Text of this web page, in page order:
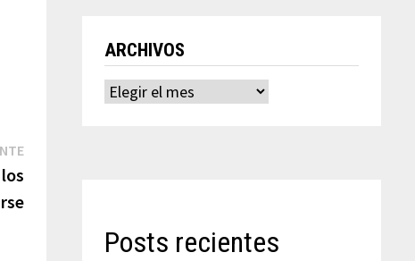
Entrada
siguiente:
ARCHIVOS
Archivos
Posts recientes